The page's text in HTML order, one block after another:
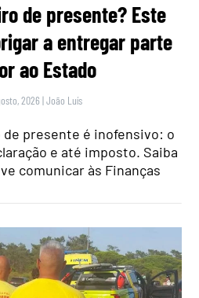
de presente? Este
a entregar parte
ao Estado
2026 |João Luís
presente é inofensivo: o
e até imposto. Saiba
comunicar às Finanças